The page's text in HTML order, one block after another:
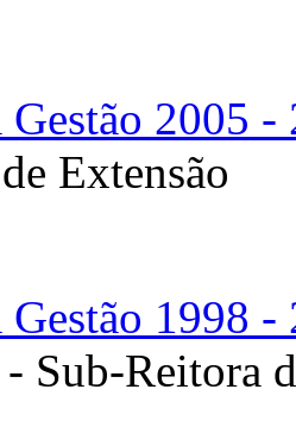
2005 -
Extensão
1998 -
Sub-Reitora